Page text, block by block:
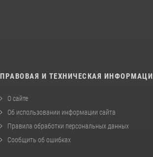
ПРАВОВАЯ И ТЕХНИЧЕСКАЯ
О сайте
Об использовании информации сайта
Правила обработки персональных данных
Сообщить об ошибках